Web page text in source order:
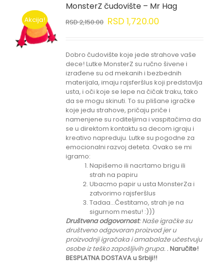
Akcija!
MonsterZ čudovište – Mr Hag
RSD2,150.00 RSD1,720.00
Dobro čudovište koje jede strahove vaše
dece! Lutke MonsterZ su ručno šivene i
izrađene su od mekanih i bezbednih
materijala, imaju rajsferšlus koji predstavlja
usta, i oči koje se lepe na čičak traku, tako
da se mogu skinuti. To su plišane igračke
koje jedu strahove, pričaju priče i
namenjene su roditeljima i vaspitačima da
se u direktom kontaktu sa decom igraju i
kreativo napreduju. Lutke su pogodne za
emocionalni razvoj deteta. Ovako se mi
igramo:
Napišemo ili nacrtamo brigu ili
strah na papiru
Ubacmo papir u usta MonsterZa i
zatvorimo rajsferšlus
Tadaa...Čestitamo, strah je na
sigurnom mestu! :)))
Društvena odgovornost: Naše igračke su
društveno odgovoran proizvod jer u
proizvodnji igračaka i amabalaže učestvuju
osobe iz teško zapošljivih grupa..Naručite!
BESPLATNA DOSTAVA u Srbiji!!